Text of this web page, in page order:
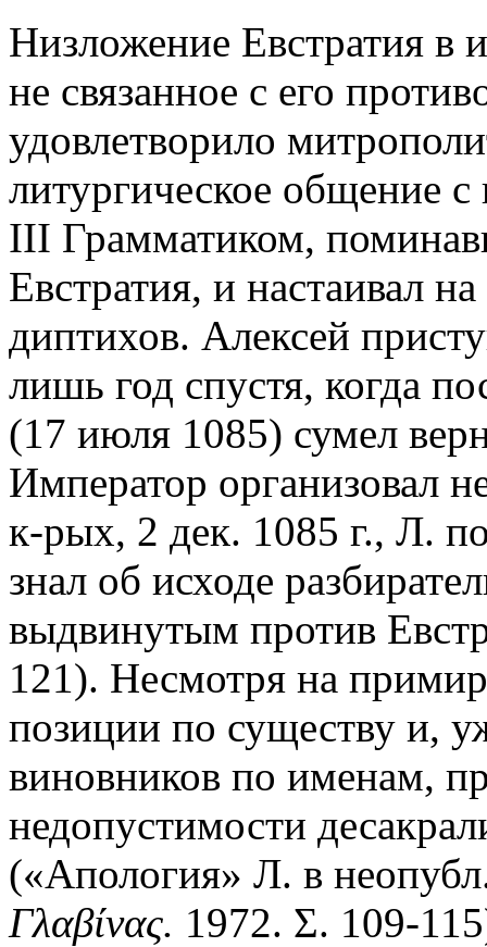
Низложение Евстратия в
не связанное с его
удовлетворило
литургическое общение
III Грамматиком,
Евстратия, и настаивал
диптихов. Алексей
лишь год спустя, когда
(17 июля 1085) сумел
Император организовал
к-рых, 2 дек. 1085 г., Л.
знал об исходе
выдвинутым против
121). Несмотря на
позиции по существу и,
виновников по именам,
недопустимости
(«Апология» Л. в
Γλαβίνας. 1972. Σ. 109-